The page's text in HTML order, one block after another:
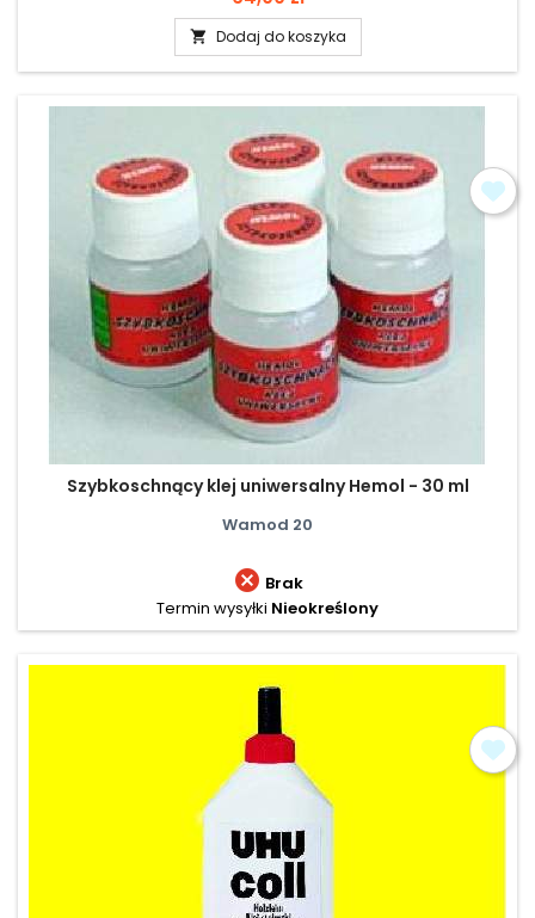
 Dodaj do koszyka
Szybkoschnący klej uniwersalny Hemol - 30 ml
Wamod 20
 Brak
Termin wysyłki Nieokreślony